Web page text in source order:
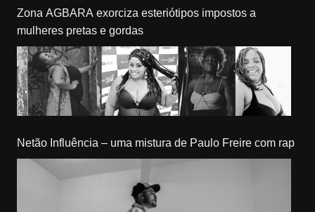
Zona AGBARA exorciza esteriótipos impostos a
mulheres pretas e gordas
Netão Influência – uma mistura de Paulo Freire com rap